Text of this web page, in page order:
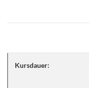
Kursdauer: